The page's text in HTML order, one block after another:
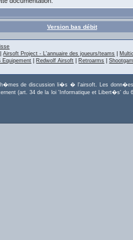
Version bas débit
|Airsoft Project - L'annuaire des joueurs/teams
Equipement Redwolf Airsoft Retroarms |
de discussion li�s � l'airsoft. Les
(art. 34 de la loi 'Informatique et Libert�s'